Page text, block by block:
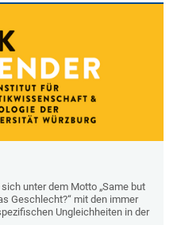
unter dem Motto „Same but
Geschlecht?“ mit den immer
Ungleichheiten in der